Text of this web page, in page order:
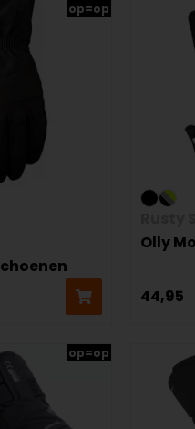
op=op
Olly
44,95
op=op